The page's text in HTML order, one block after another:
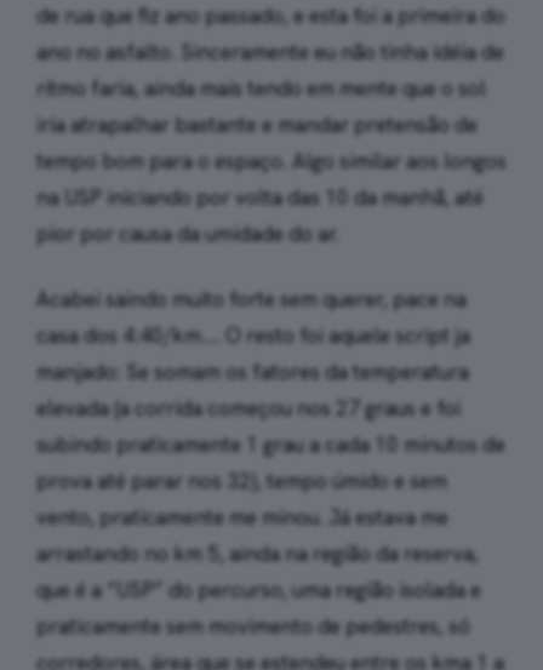
de rua que fiz ano passado, e esta foi a primeira do
ano no asfalto. Sinceramente eu não tinha idéia de
ritmo faria, ainda mais tendo em mente que o sol
iria atrapalhar bastante e mandar pretensão de
tempo bom para o espaço. Algo similar aos longos
na USP iniciando por volta das 10 da manhã, até
pior por causa da umidade do ar.
Acabei saindo muito forte sem querer, pace na
casa dos 4:40/km…. O resto foi aquele script ja
manjado: Se somam os fatores da temperatura
elevada (a corrida começou nos 27 graus e foi
subindo praticamente 1 grau a cada 10 minutos de
prova até parar nos 32), tempo úmido e sem
vento, praticamente me minou. Já estava me
arrastando no km 5, ainda na região da reserva,
que é a “USP” do percurso, uma região isolada e
praticamente sem movimento de pedestres, só
corredores, área que se estendeu entre os kma 1 a